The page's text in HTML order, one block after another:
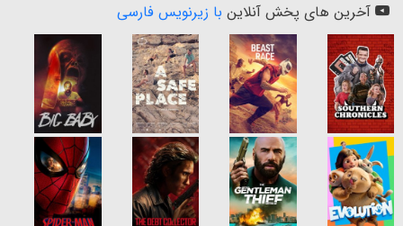
آخرین های پخش آنلاین با زیرنویس فارسی